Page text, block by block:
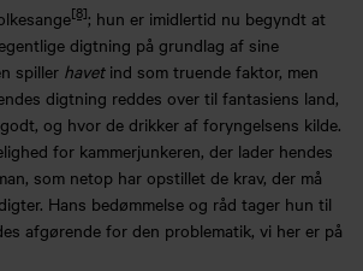
[8]; hun er imidlertid nu begyndt at
digtning på grundlag af sine
spiller havet ind som truende faktor, men
digtning reddes over til fantasiens land,
og hvor de drikker af foryngelsens kilde.
for kammerjunkeren, der lader hendes
som netop har opstillet de krav, der må
Hans bedømmelse og råd tager hun til
afgørende for den problematik, vi her er på